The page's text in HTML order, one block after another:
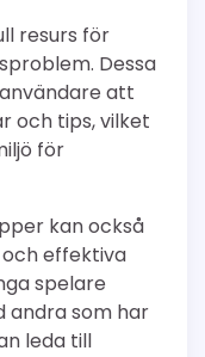
resurs för
Dessa
att
och tips, vilket
för
kan också
effektiva
spelare
andra som har
leda till